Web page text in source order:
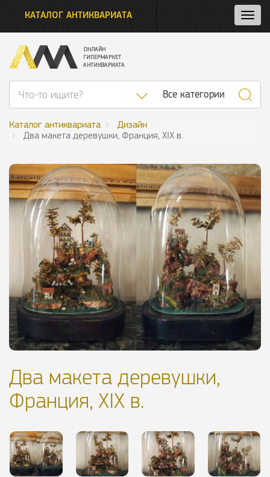
и
КАТАЛОГ АНТИКВАРИАТА
Список
Все категории
Каталог антиквариата
Дизайн
Два макета деревушки, Франция, XIX в.
Два макета деревушки,
Франция, XIX в.